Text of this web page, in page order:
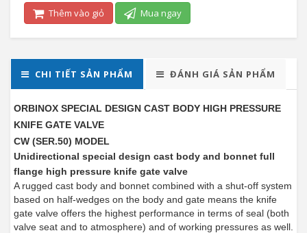
Thêm vào giỏ Mua ngay
CHI TIẾT SẢN PHẨM ĐÁNH GIÁ SẢN PHẨM
ORBINOX SPECIAL DESIGN CAST BODY HIGH PRESSURE
KNIFE GATE VALVE
​​​​​​​CW (SER.50) MODEL
Unidirectional special design cast body and bonnet full
flange high pressure knife gate valve
A rugged cast body and bonnet combined with a shut-off system
based on half-wedges on the body and gate means the knife
gate valve offers the highest performance in terms of seal (both
valve seat and to atmosphere) and of working pressures as well.